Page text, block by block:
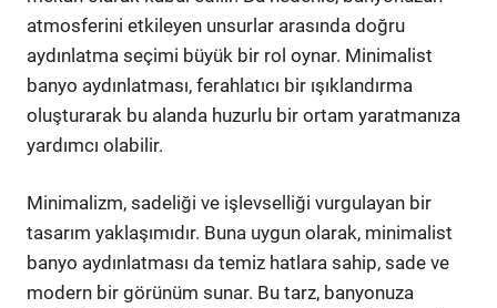
atmosferini etkileyen unsurlar arasında doğru
aydınlatma seçimi büyük bir rol oynar. Minimalist
banyo aydınlatması, ferahlatıcı bir ışıklandırma
oluşturarak bu alanda huzurlu bir ortam yaratmanıza
yardımcı olabilir.
Minimalizm, sadeliği ve işlevselliği vurgulayan bir
tasarım yaklaşımıdır. Buna uygun olarak, minimalist
banyo aydınlatması da temiz hatlara sahip, sade ve
modern bir görünüm sunar. Bu tarz, banyonuza